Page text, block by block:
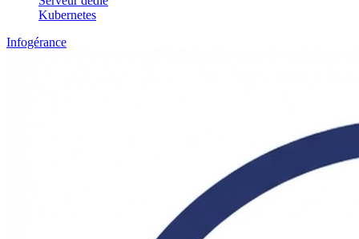
Kubernetes
Infogérance